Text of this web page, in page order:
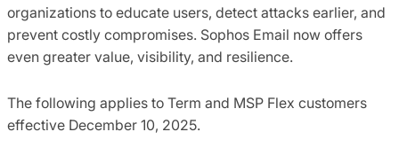
organizations to educate users, detect attacks earlier, and
prevent costly compromises. Sophos Email now offers
even greater value, visibility, and resilience.
The following applies to Term and MSP Flex customers
effective December 10, 2025.